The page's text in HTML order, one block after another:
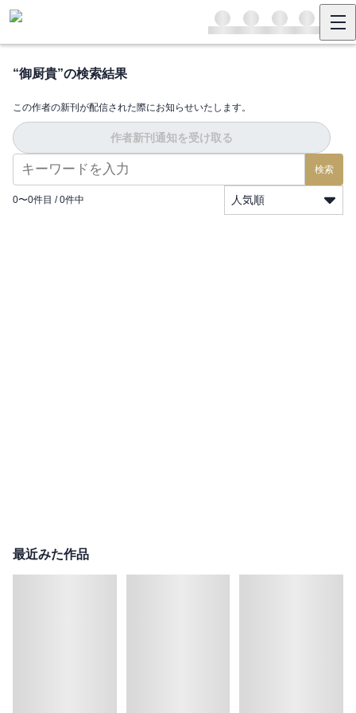
“御厨貴”の検索結果
この作者の新刊が配信された際にお知らせいたします。
作者新刊通知を受け取る
検索
0〜0件目 / 0件中 人気順
最近みた作品